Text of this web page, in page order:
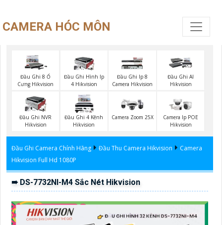
CAMERA HÓC MÔN
Đầu Ghi 8 Ổ
Cưng Hikvision
Đầu Ghi Hình Ip
4 Hikvision
Đầu Ghi Ip 8
Camera Hikvision
Đầu Ghi AI
Hikvision
Đầu Ghi NVR
Hikvision
Đầu Ghi 4 Kênh
Hikvision
Camera Zoom 25X
Camera Ip POE
Hikvision
Đầu Ghi Camera Chính Hãng Đầu Thu Camera Hikvision
Camera
Hikvision Full Hd 1080P
➠ DS-7732NI-M4 Sắc Nét Hikvision